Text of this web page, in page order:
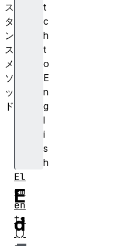
t
c
h
t
o
E
n
g
l
i
s
h
E
d
ス
タ
ン
ス
メ
ソ
ッ
ド
El
em
en
ts
()